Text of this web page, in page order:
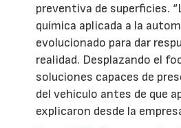
preventiva de superficies.
química aplicada a la
evolucionado para dar
realidad. Desplazando el
soluciones capaces de
del vehículo antes de que
explicaron desde la